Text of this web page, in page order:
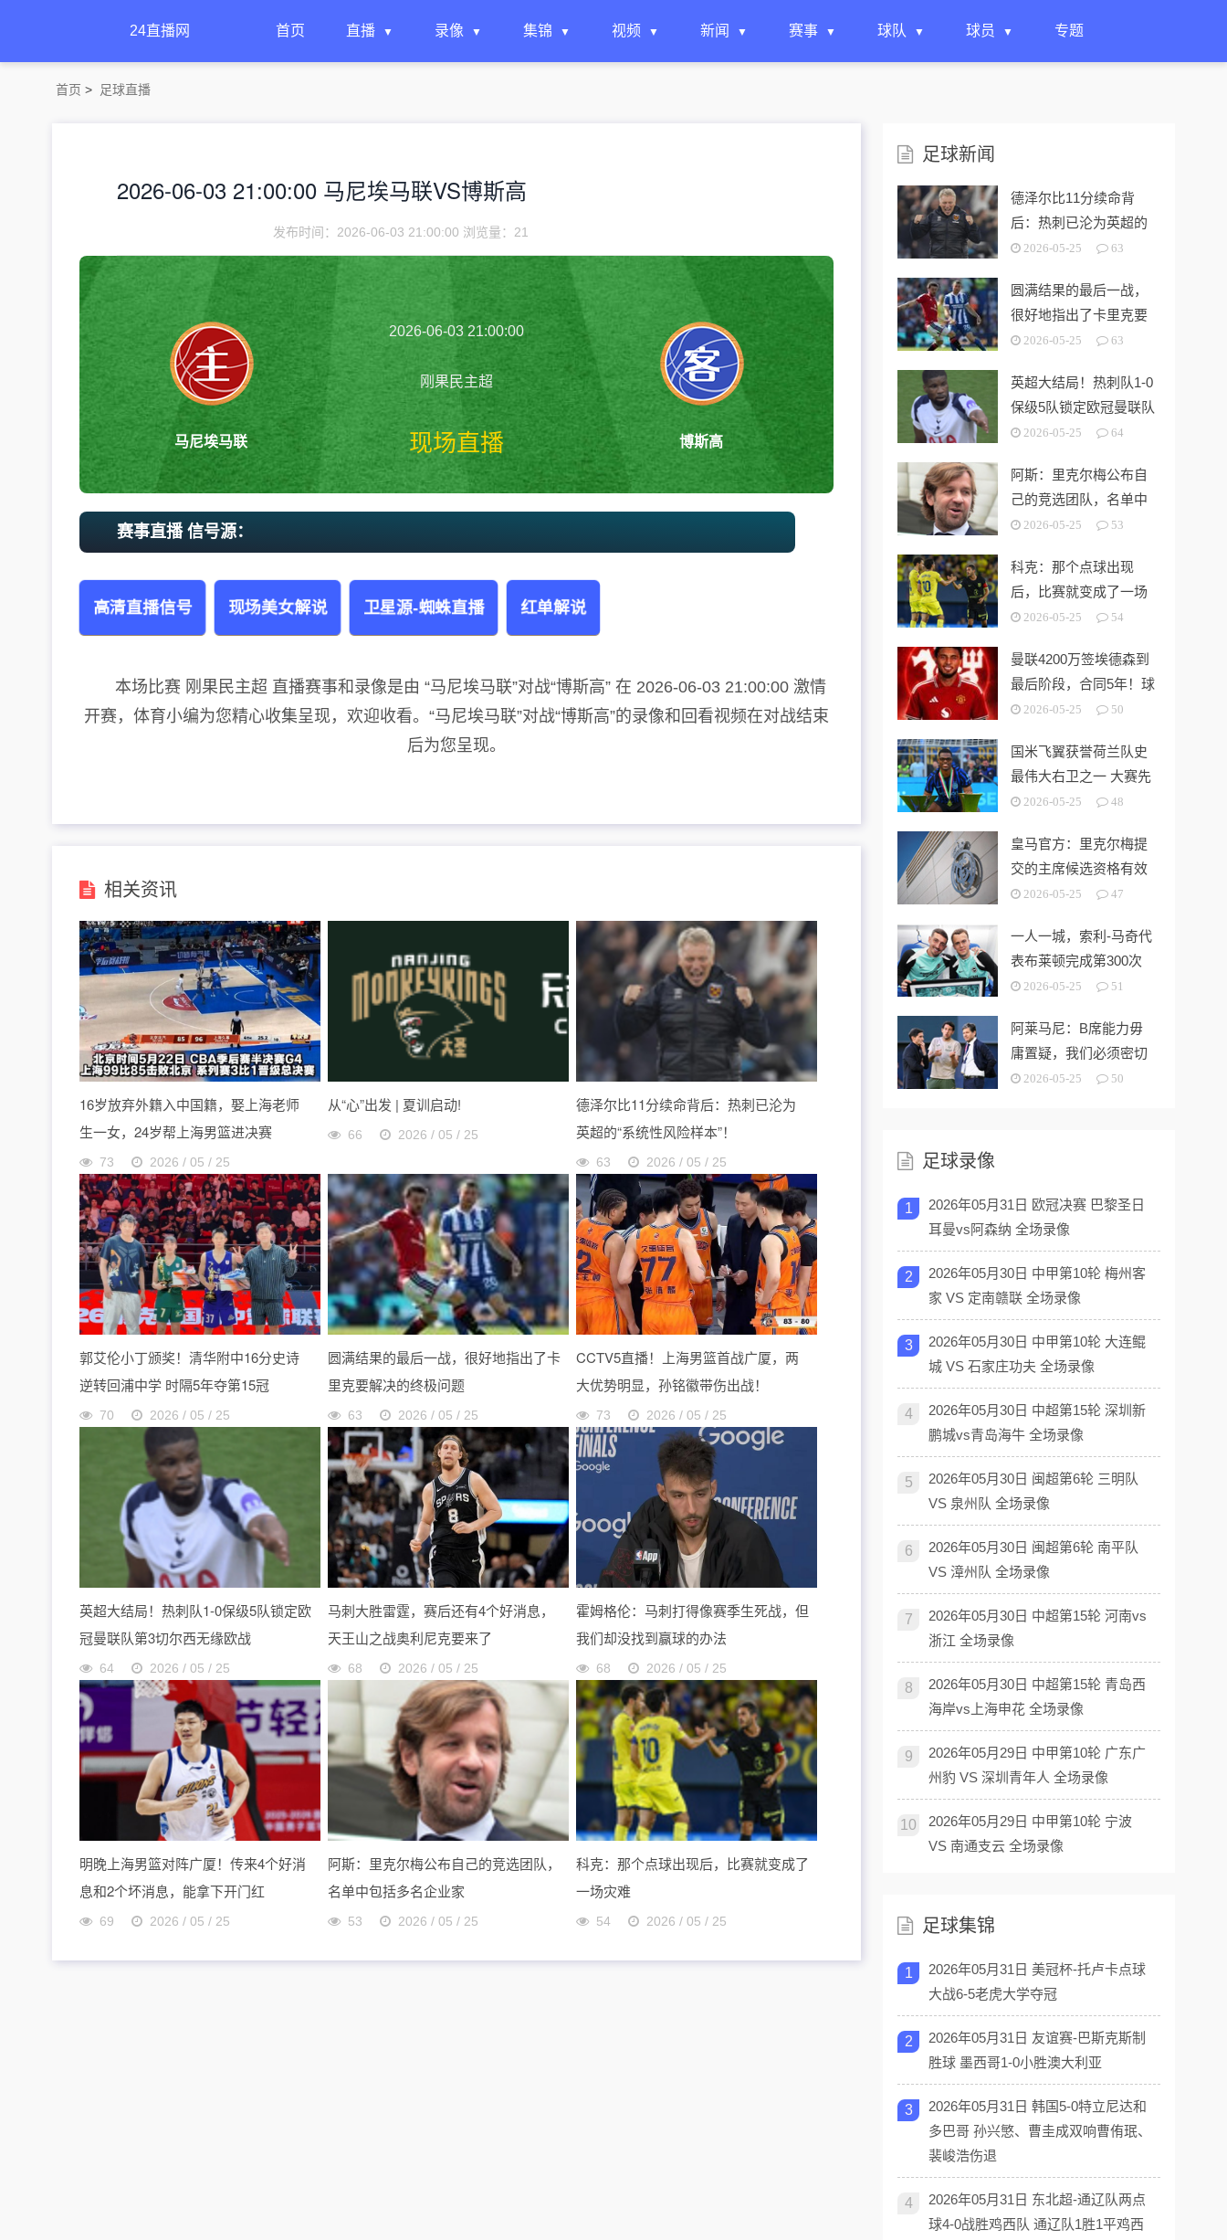
24直播网 首页 直播 录像 集锦 视频 新闻 赛事 球队 球员 专题
首页 > 足球直播
2026-06-03 21:00:00 马尼埃马联VS博斯高
发布时间：2026-06-03 21:00:00 浏览量： 21
马尼埃马联
2026-06-03 21:00:00
刚果民主超
现场直播 博斯高
赛事直播 信号源：
高清直播信号 现场美女解说 卫星源-蜘蛛直播 红单解说
本场比赛 刚果民主超 直播赛事和录像是由 “马尼埃马联”对战“博斯高” 在 2026-06-03 21:00:00 激情
开赛，体育小编为您精心收集呈现，欢迎收看。“马尼埃马联”对战“博斯高”的录像和回看视频在对战结束
后为您呈现。
相关资讯
16岁放弃外籍入中国籍，娶上海老师
生一女，24岁帮上海男篮进决赛
73 2026 / 05 / 25
从“心”出发 | 夏训启动!
66 2026 / 05 / 25
德泽尔比11分续命背后：热刺已沦为
英超的“系统性风险样本”！
63 2026 / 05 / 25
郭艾伦小丁颁奖！清华附中16分史诗
逆转回浦中学 时隔5年夺第15冠
70 2026 / 05 / 25
圆满结果的最后一战，很好地指出了卡
里克要解决的终极问题
63 2026 / 05 / 25
CCTV5直播！上海男篮首战广厦，两
大优势明显，孙铭徽带伤出战！
73 2026 / 05 / 25
英超大结局！热刺队1-0保级5队锁定欧
冠曼联队第3切尔西无缘欧战
64 2026 / 05 / 25
马刺大胜雷霆，赛后还有4个好消息，
天王山之战奥利尼克要来了
68 2026 / 05 / 25
霍姆格伦：马刺打得像赛季生死战，但
我们却没找到赢球的办法
68 2026 / 05 / 25
明晚上海男篮对阵广厦！传来4个好消
息和2个坏消息，能拿下开门红
69 2026 / 05 / 25
阿斯：里克尔梅公布自己的竞选团队，
名单中包括多名企业家
53 2026 / 05 / 25
科克：那个点球出现后，比赛就变成了
一场灾难
54 2026 / 05 / 25
足球新闻
德泽尔比11分续命背
后：热刺已沦为英超的
“系统性风险样本”！
2026-05-25 63
圆满结果的最后一战，
很好地指出了卡里克要
解决的终极问题
2026-05-25 63
英超大结局！热刺队1-0
保级5队锁定欧冠曼联队
第3切尔西无缘欧战
2026-05-25 64
阿斯：里克尔梅公布自
己的竞选团队，名单中
包括多名企业家
2026-05-25 53
科克：那个点球出现
后，比赛就变成了一场
灾难
2026-05-25 54
曼联4200万签埃德森到
最后阶段，合同5年！球
员拒绝别队只等红魔
2026-05-25 50
国米飞翼获誉荷兰队史
最伟大右卫之一 大赛先
生能否比肩巴萨传奇
2026-05-25 48
皇马官方：里克尔梅提
交的主席候选资格有效
2026-05-25 47
一人一城，索利-马奇代
表布莱顿完成第300次
出场
2026-05-25 51
阿莱马尼：B席能力毋
庸置疑，我们必须密切
关注今夏市场动向
2026-05-25 50
足球录像
1
2026年05月31日 欧冠决赛 巴黎圣日
耳曼vs阿森纳 全场录像
2
2026年05月30日 中甲第10轮 梅州客
家 VS 定南赣联 全场录像
3
2026年05月30日 中甲第10轮 大连鲲
城 VS 石家庄功夫 全场录像
4
2026年05月30日 中超第15轮 深圳新
鹏城vs青岛海牛 全场录像
5
2026年05月30日 闽超第6轮 三明队
VS 泉州队 全场录像
6
2026年05月30日 闽超第6轮 南平队
VS 漳州队 全场录像
7
2026年05月30日 中超第15轮 河南vs
浙江 全场录像
8
2026年05月30日 中超第15轮 青岛西
海岸vs上海申花 全场录像
9
2026年05月29日 中甲第10轮 广东广
州豹 VS 深圳青年人 全场录像
10
2026年05月29日 中甲第10轮 宁波
VS 南通支云 全场录像
足球集锦
1
2026年05月31日 美冠杯-托卢卡点球
大战6-5老虎大学夺冠
2
2026年05月31日 友谊赛-巴斯克斯制
胜球 墨西哥1-0小胜澳大利亚
3
2026年05月31日 韩国5-0特立尼达和
多巴哥 孙兴慜、曹圭成双响曹侑珉、
裴峻浩伤退
4
2026年05月31日 东北超-通辽队两点
球4-0战胜鸡西队 通辽队1胜1平鸡西